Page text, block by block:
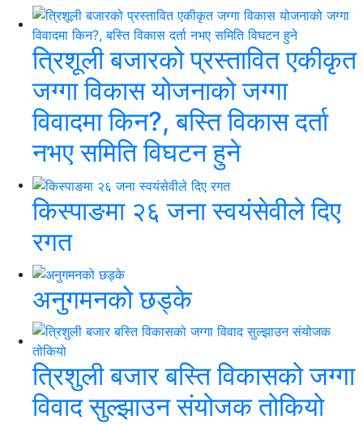
त्रिशूली बजारको प्रस्तावित एकीकृत
जग्गा विकास योजनाको जग्गा
विवादमा किन?, बस्ति विकास दर्ता
नभए समिति विघटन हुने
किस्पाङमा २६ जना स्वयंसेवीले दिए
रगत
अनुगमनको छड्के
त्रिशुली बजार बस्ति विकासको जग्गा
विवाद सुल्झाउन संयोजक तोकियो